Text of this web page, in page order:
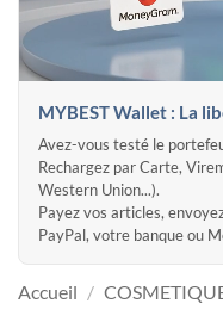
MYBEST Wallet : La
Avez-vous testé le
Rechargez par Carte,
Western Union...).
Payez vos articles,
PayPal, votre banque ou
Accueil /